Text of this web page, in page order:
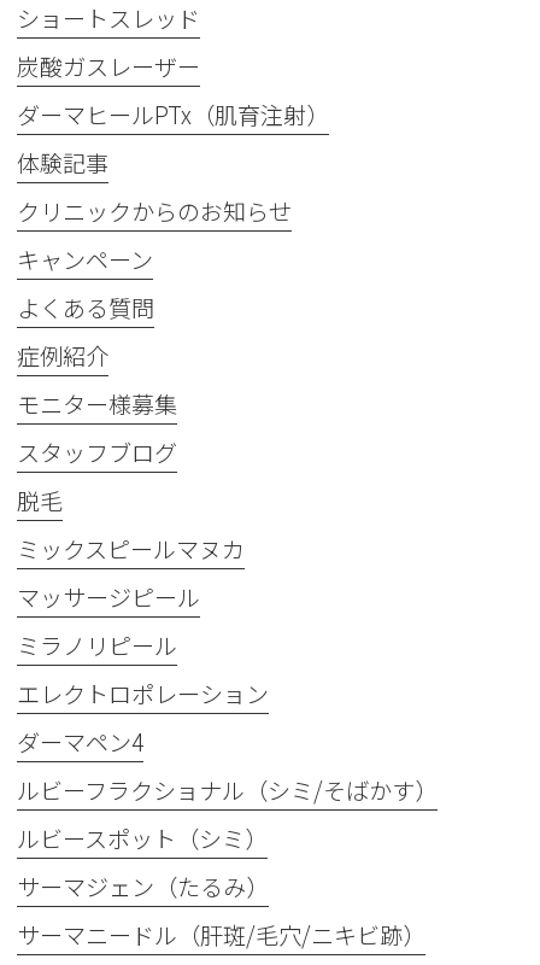
ショートスレッド
炭酸ガスレーザー
ダーマヒールPTx（肌育注射）
体験記事
クリニックからのお知らせ
キャンペーン
よくある質問
症例紹介
モニター様募集
スタッフブログ
脱毛
ミックスピールマヌカ
マッサージピール
ミラノリピール
エレクトロポレーション
ダーマペン4
ルビーフラクショナル（シミ/そばかす）
ルビースポット（シミ）
サーマジェン（たるみ）
サーマニードル（肝斑/毛穴/ニキビ跡）